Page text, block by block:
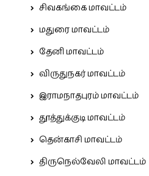
சிவகங்கை மாவட்டம்
மதுரை மாவட்டம்
தேனி மாவட்டம்
விருதுநகர் மாவட்டம்
இராமநாதபுரம் மாவட்டம்
தூத்துக்குடி மாவட்டம்
தென்காசி மாவட்டம்
திருநெல்வேலி மாவட்டம்